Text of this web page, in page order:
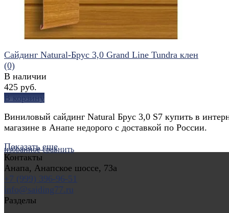
избранное сравнить
Сайдинг Natural-Брус 3,0 Grand Line Tundra клен
(0)
В наличии
425 руб.
В корзину
Виниловый сайдинг Natural Брус 3,0 S7 купить в
магазине в Анапе недорого с доставкой по России.
Показать еще
Контакты
Анапа, Анапское шоссе, 73а
+7 (999) 396-96-51
info@saiding77.ru
Разделы